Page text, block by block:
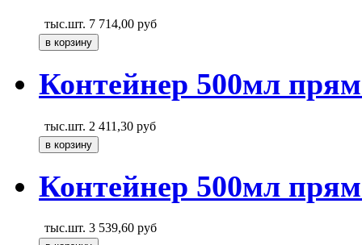
тыс.шт. 7 714,00 руб
Контейнер 500мл
тыс.шт. 2 411,30 руб
Контейнер 500мл
тыс.шт. 3 539,60 руб